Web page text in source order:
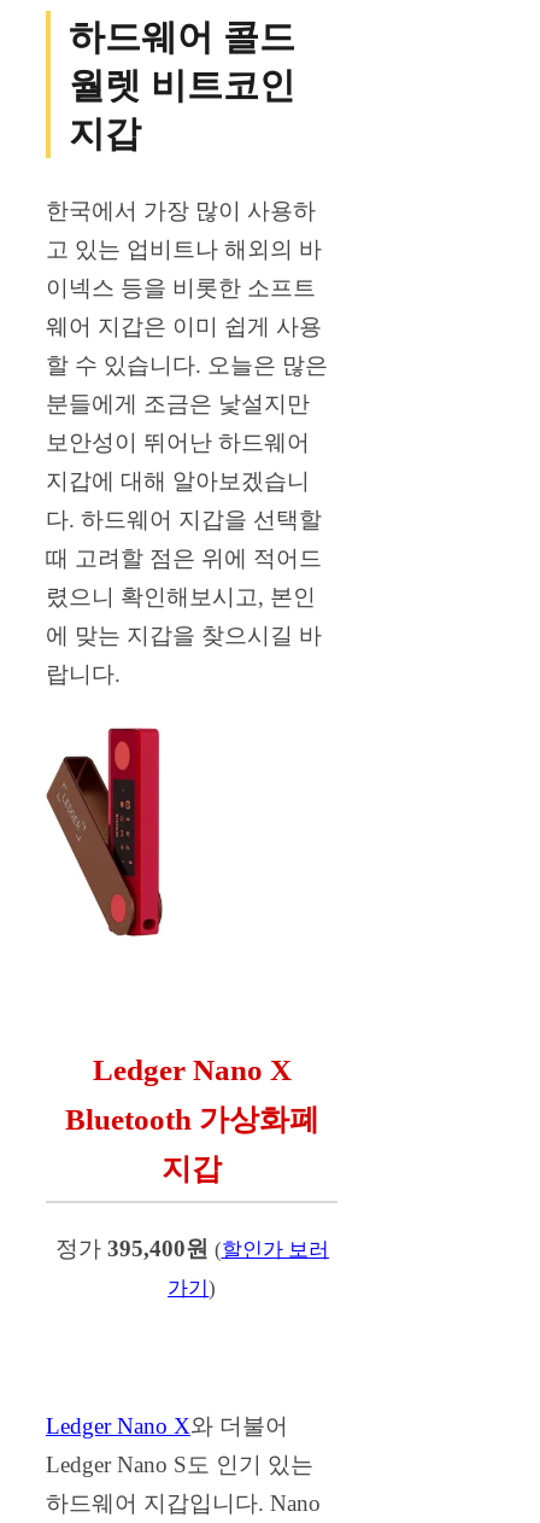
하드웨어 콜드
월렛 비트코인
지갑
한국에서 가장 많이 사용하
고 있는 업비트나 해외의 바
이넥스 등을 비롯한 소프트
웨어 지갑은 이미 쉽게 사용
할 수 있습니다. 오늘은 많은
분들에게 조금은 낯설지만
보안성이 뛰어난 하드웨어
지갑에 대해 알아보겠습니
다. 하드웨어 지갑을 선택할
때 고려할 점은 위에 적어드
렸으니 확인해보시고, 본인
에 맞는 지갑을 찾으시길 바
랍니다.
Ledger Nano X
Bluetooth 가상화폐
지갑
정가395,400원 (할인가 보러
가기)
Ledger Nano X와 더불어
Ledger Nano S도 인기 있는
하드웨어 지갑입니다. Nano